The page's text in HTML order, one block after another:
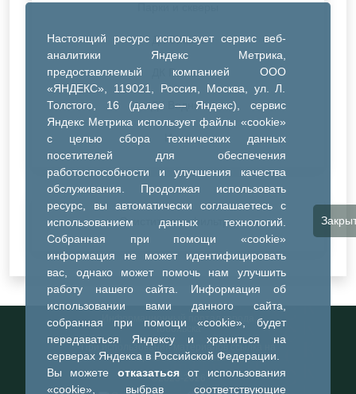
Настоящий ресурс использует сервис веб-
аналитики Яндекс Метрика,
предоставляемый компанией ООО
«ЯНДЕКС», 119021, Россия, Москва, ул. Л.
Толстого, 16 (далее — Яндекс), сервис
Яндекс Метрика использует файлы «cookie»
с целью сбора технических данных
посетителей для обеспечения
работоспособности и улучшения качества
обслуживания. Продолжая использовать
ресурс, вы автоматически соглашаетесь с
использованием данных технологий.
Собранная при помощи «cookie»
информация не может идентифицировать
вас, однако может помочь нам улучшить
работу нашего сайта. Информация об
использовании вами данного сайта,
собранная при помощи «cookie», будет
передаваться Яндексу и храниться на
серверах Яндекса в Российской Федерации.
Вы можете отказатьсяот использования
«cookie», выбрав соответствующие
ДК Синтез
ДК Речник
ДК Водник
Иное
Очистить все фильтры
Информационный портал города
Тобольска
При использовании материалов ссылка на
портал обязательна
©2023-2026